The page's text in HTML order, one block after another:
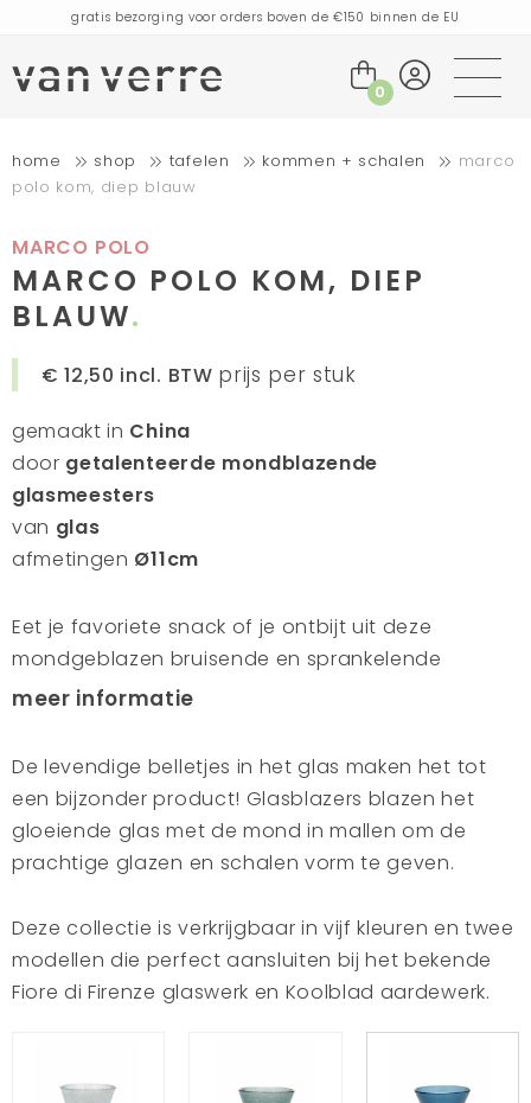
gratis bezorging voor orders boven de €150 binnen de EU
bezoek onze winkel in Amsterdam!
gratis bezorging voor orders boven de €75 binnen de BENELUX & Duitsland
gratis bezorging voor orders boven de €150 binnen de EU
bezoek onze winkel in Amsterdam!
0
home shop tafelen kommen + schalen
marco
polo kom, diep blauw
MARCO POLO
MARCO POLO KOM, DIEP
BLAUW
€ 12,50 incl. BTW prijs per stuk
gemaakt in China
door getalenteerde mondblazende
glasmeesters
van glas
afmetingen Ø11cm
Eet je favoriete snack of je ontbijt uit deze
mondgeblazen bruisende en sprankelende
kommen uit de Marco Polo collectie. In de 13e
ontdekkingsreiziger Marco Polo Azië in Europa. Hij
vertrok vanuit Venetië, volgde de Zijderoute en
kwam terecht in Cathay, dat nu bekend staat als
China. Hier ontdekte hij interessante gewoonten,
een hoge vorm van beschaving en
indrukwekkende rijkdom, die Marco Polo ertoe
brachten handel te drijven met China. Eeuwen
later doen we dat nog steeds. Tegenwoordig
associëren we China vaak met massaproducten,
meer informatie
De levendige belletjes in het glas maken het tot
een bijzonder product! Glasblazers blazen het
gloeiende glas met de mond in mallen om de
prachtige glazen en schalen vorm te geven.
Deze collectie is verkrijgbaar in vijf kleuren en twee
modellen die perfect aansluiten bij het bekende
Fiore di Firenze glaswerk en Koolblad aardewerk.